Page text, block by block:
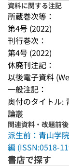
資料に関する注記
所蔵巻次等：
第4号 (2022)
刊行巻次：
第4号 (2022)
休廃刊注記：
以後電子資料
一般注記：
奥付のタイトル:
論叢
関連資料・改題前
派生前：青山学
編 (ISSN:0518-
書店で探す